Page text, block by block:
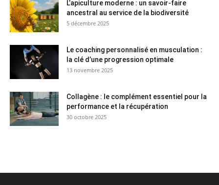
L’apiculture moderne : un savoir-faire
ancestral au service de la biodiversité
5 décembre 2025
Le coaching personnalisé en musculation :
la clé d’une progression optimale
13 novembre 2025
Collagène : le complément essentiel pour la
performance et la récupération
30 octobre 2025